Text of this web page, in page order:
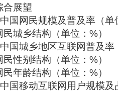
合展望
国网民规模及普及率（单
城乡结构（单位：%）
国城乡地区互联网普及率
性别结构（单位：%）
年龄结构（单位：%）
国移动互联网用户规模